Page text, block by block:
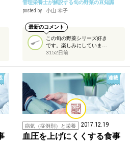
管理栄養士が解説する旬の野菜の豆知識
posted by
小山 幸子
最新のコメント
この旬の野菜シリーズ好き
です。楽しみにしていま…
3152日前
連載
病気（症例別）と栄養 2017.12.19
血圧を上げにくくする食事